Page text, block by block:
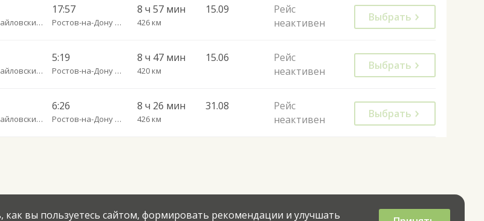
Новомихайловский пгт АС
17:57
Ростов-на-Дону Главный АВ
8 ч 57 мин
426 км
15.09
Рейс
неактивен
Выбрать
Новомихайловский пгт АС
5:19
Ростов-на-Дону Главный АВ
8 ч 47 мин
420 км
15.06
Рейс
неактивен
Выбрать
Новомихайловский пгт АС
6:26
Ростов-на-Дону Главный АВ
8 ч 26 мин
426 км
31.08
Рейс
неактивен
Выбрать
вы пользуетесь сайтом, формировать рекомендации и улучшать